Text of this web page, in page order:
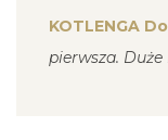
KOTLENGA
pierwsza. Duże